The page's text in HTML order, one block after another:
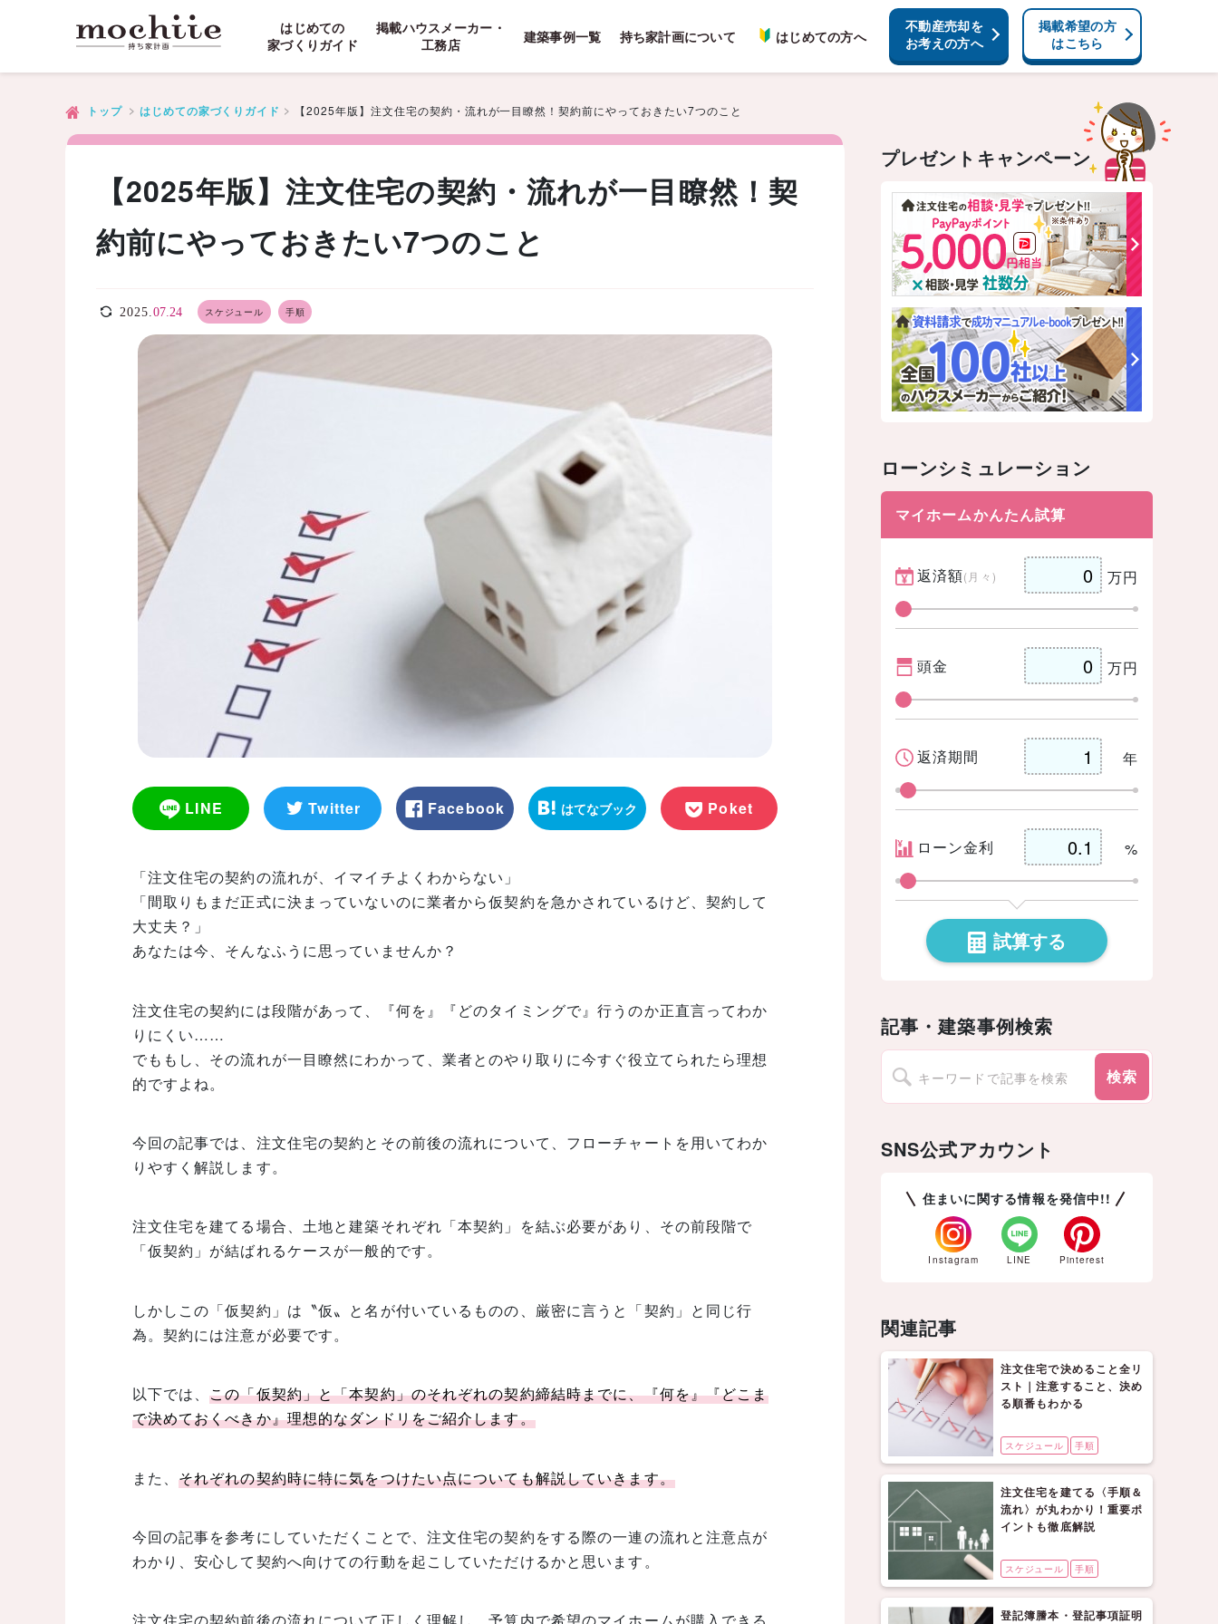
はじめての
家づくりガイド
掲載ハウスメーカー・
工務店
建築事例一覧 持ち家計画について はじめての方へ
不動産売却を
お考えの方へ
掲載希望の方
はこちら
トップ はじめての家づくりガイド 【2025年版】注文住宅の契約・流れが一目瞭然！契約前にやっておきたい7つのこと
【2025年版】注文住宅の契約・流れが一目瞭然！契
約前にやっておきたい7つのこと
2025.07.24 スケジュール 手順
LINE Twitter Facebook はてなブック Poket
「注文住宅の契約の流れが、イマイチよくわからない」
「間取りもまだ正式に決まっていないのに業者から仮契約を急かされているけど、契約して
大丈夫？」
あなたは今、そんなふうに思っていませんか？
注文住宅の契約には段階があって、『何を』『どのタイミングで』行うのか正直言ってわか
りにくい……
でももし、その流れが一目瞭然にわかって、業者とのやり取りに今すぐ役立てられたら理想
的ですよね。
今回の記事では、注文住宅の契約とその前後の流れについて、フローチャートを用いてわか
りやすく解説します。
注文住宅を建てる場合、土地と建築それぞれ「本契約」を結ぶ必要があり、その前段階で
「仮契約」が結ばれるケースが一般的です。
しかしこの「仮契約」は〝仮〟と名が付いているものの、厳密に言うと「契約」と同じ行
為。契約には注意が必要です。
以下では、この「仮契約」と「本契約」のそれぞれの契約締結時までに、『何を』『どこま
で決めておくべきか』理想的なダンドリをご紹介します。
また、 それぞれの契約時に特に気をつけたい点についても解説していきます。
今回の記事を参考にしていただくことで、注文住宅の契約をする際の一連の流れと注意点が
わかり、安心して契約へ向けての行動を起こしていただけるかと思います。
プレゼントキャンペーン
ローンシミュレーション
マイホームかんたん試算
返済額(月々) 万円
頭金 万円
返済期間 年
ローン金利 %
試算する
記事・建築事例検索
検索
SNS公式アカウント
住まいに関する情報を発信中!!
Instagram LINE Pinterest
関連記事
注文住宅で決めること全リ
スト｜注意すること、決め
る順番もわかる
スケジュール 手順
注文住宅を建てる〈手順＆
流れ〉が丸わかり！重要ポ
イントも徹底解説
スケジュール 手順
登記簿謄本・登記事項証明